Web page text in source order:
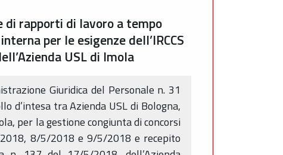
di rapporti di lavoro a tempo
per le esigenze dell’IRCCS
USL di Imola
Giuridica del Personale n. 31
d’intesa tra Azienda USL di Bologna,
per la gestione congiunta di concorsi
8/5/2018 e 9/5/2018 e recepito